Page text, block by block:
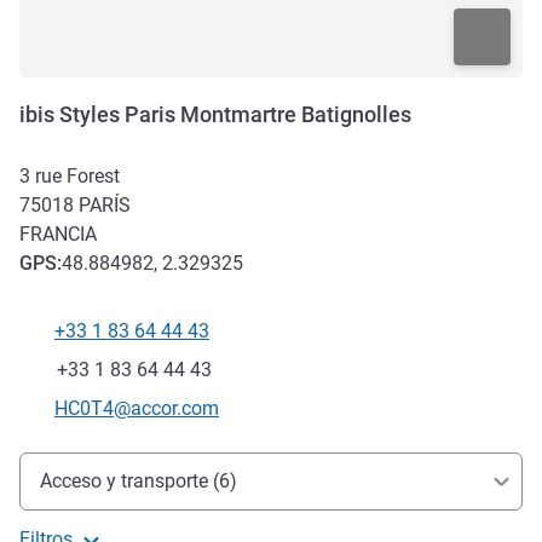
ibis Styles Paris Montmartre Batignolles
3 rue Forest
75018 PARÍS
FRANCIA
GPS:48.884982, 2.329325
Teléfono
+33 1 83 64 44 43
Fax
+33 1 83 64 44 43
Correo electrónico de contacto
HC0T4@accor.com
Acceso y transporte
Acceso y transporte (6)